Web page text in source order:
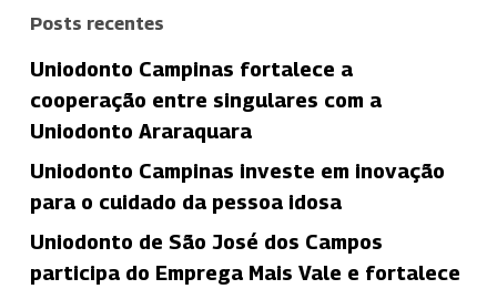
Posts recentes
Uniodonto Campinas fortalece a
cooperação entre singulares com a
Uniodonto Araraquara
Uniodonto Campinas investe em inovação
para o cuidado da pessoa idosa
Uniodonto de São José dos Campos
participa do Emprega Mais Vale e fortalece